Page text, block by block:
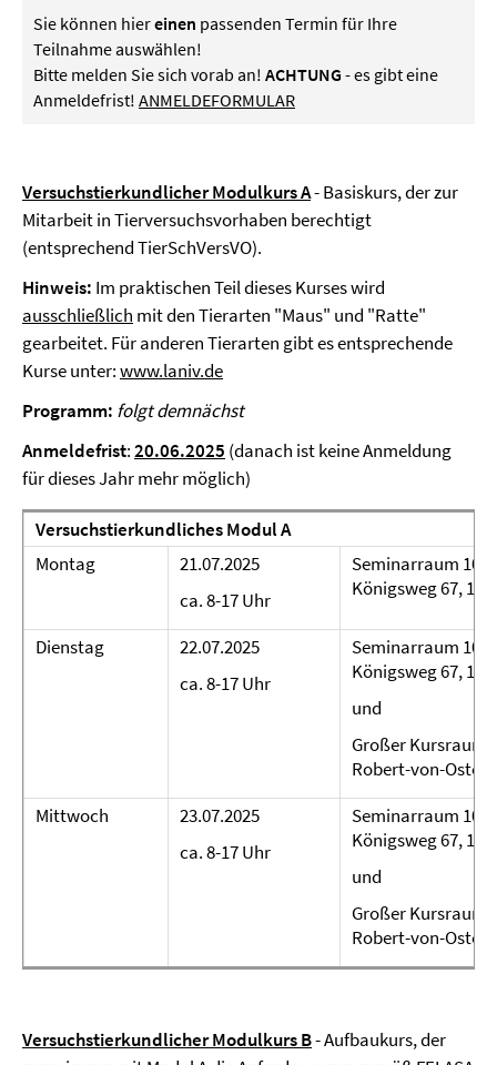
Sie können hiereinen passenden Termin für Ihre
Teilnahme auswählen!
Bitte melden Sie sich vorab an! ACHTUNG - es gibt eine
Anmeldefrist! ANMELDEFORMULAR
Versuchstierkundlicher Modulkurs A- Basiskurs, der zur
Mitarbeit in Tierversuchsvorhaben berechtigt
(entsprechend TierSchVersVO).
Hinweis: Im praktischen Teil dieses Kurses wird
ausschließlich mit den Tierarten "Maus" und "Ratte"
gearbeitet. Für anderen Tierarten gibt es entsprechende
Kurse unter:www.laniv.de
Programm: folgt demnächst
Anmeldefrist:20.06.2025 (danach ist keine Anmeldung
für dieses Jahr mehr möglich)
Versuchstierkundliches Modul A
Montag
21.07.2025
ca. 8-17 Uhr
Seminarraum 107
Königsweg 67,
Dienstag
22.07.2025
ca. 8-17 Uhr
Seminarraum 107
Königsweg 67,
und
Großer Kursraum
Robert-von-
Mittwoch
23.07.2025
ca. 8-17 Uhr
Seminarraum 107
Königsweg 67,
und
Großer Kursraum
Robert-von-
Versuchstierkundlicher Modulkurs B- Aufbaukurs, der